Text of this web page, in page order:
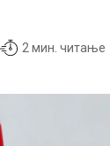
2 мин. читање